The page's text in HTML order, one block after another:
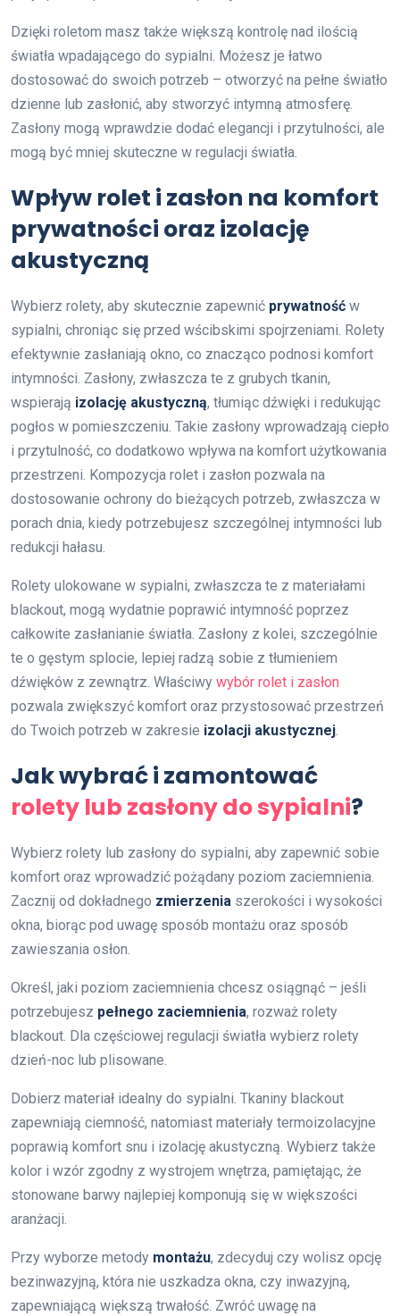
Dzięki roletom masz także większą kontrolę nad ilością
światła wpadającego do sypialni. Możesz je łatwo
dostosować do swoich potrzeb – otworzyć na pełne światło
dzienne lub zasłonić, aby stworzyć intymną atmosferę.
Zasłony mogą wprawdzie dodać elegancji i przytulności, ale
mogą być mniej skuteczne w regulacji światła.
Wpływ rolet i zasłon na komfort
prywatności oraz izolację
akustyczną
Wybierz rolety, aby skutecznie zapewnić prywatność w
sypialni, chroniąc się przed wścibskimi spojrzeniami. Rolety
efektywnie zasłaniają okno, co znacząco podnosi komfort
intymności. Zasłony, zwłaszcza te z grubych tkanin,
wspierają izolację akustyczną, tłumiąc dźwięki i redukując
pogłos w pomieszczeniu. Takie zasłony wprowadzają ciepło
i przytulność, co dodatkowo wpływa na komfort użytkowania
przestrzeni. Kompozycja rolet i zasłon pozwala na
dostosowanie ochrony do bieżących potrzeb, zwłaszcza w
porach dnia, kiedy potrzebujesz szczególnej intymności lub
redukcji hałasu.
Rolety ulokowane w sypialni, zwłaszcza te z materiałami
blackout, mogą wydatnie poprawić intymność poprzez
całkowite zasłanianie światła. Zasłony z kolei, szczególnie
te o gęstym splocie, lepiej radzą sobie z tłumieniem
dźwięków z zewnątrz. Właściwy wybór rolet i zasłon
pozwala zwiększyć komfort oraz przystosować przestrzeń
do Twoich potrzeb w zakresie izolacji akustycznej.
Jak wybrać i zamontować
rolety lub zasłony do sypialni?
Wybierz rolety lub zasłony do sypialni, aby zapewnić sobie
komfort oraz wprowadzić pożądany poziom zaciemnienia.
Zacznij od dokładnego zmierzenia szerokości i wysokości
okna, biorąc pod uwagę sposób montażu oraz sposób
zawieszania osłon.
Określ, jaki poziom zaciemnienia chcesz osiągnąć – jeśli
potrzebujesz pełnego zaciemnienia, rozważ rolety
blackout. Dla częściowej regulacji światła wybierz rolety
dzień-noc lub plisowane.
Dobierz materiał idealny do sypialni. Tkaniny blackout
zapewniają ciemność, natomiast materiały termoizolacyjne
poprawią komfort snu i izolację akustyczną. Wybierz także
kolor i wzór zgodny z wystrojem wnętrza, pamiętając, że
stonowane barwy najlepiej komponują się w większości
aranżacji.
Przy wyborze metody montażu, zdecyduj czy wolisz opcję
bezinwazyjną, która nie uszkadza okna, czy inwazyjną,
zapewniającą większą trwałość. Zwróć uwagę na